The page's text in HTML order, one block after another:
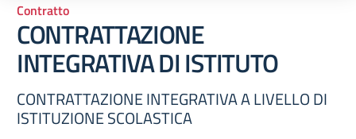
Contratto
CONTRATTAZIONE
INTEGRATIVA DI ISTITUTO
CONTRATTAZIONE INTEGRATIVA A LIVELLO DI
ISTITUZIONE SCOLASTICA